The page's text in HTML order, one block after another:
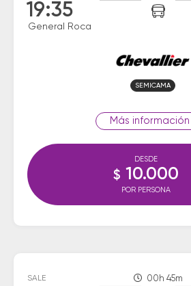
19:35
General Roca
SEMICAMA
información
DESDE
$ 10.000
POR PERSONA
SALE 00h 45m